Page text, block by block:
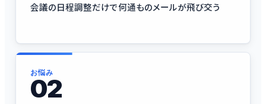
会議の日程調整だけで何通ものメールが飛び交う
お悩み
02